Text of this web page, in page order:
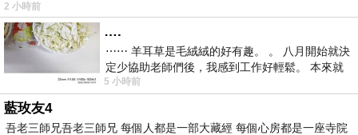
新聞來源https://tw.news.yahoo.com/取消特招-
朱立倫-無政治考量-024700622.html
英語 美語 英文 一對一 推薦<
全民英檢往 空中英語 線上 預約的英文學英文
2 小時前
….
⋯⋯ 羊耳草是毛絨絨的好有趣。 。 八月開始就決
定少協助老師們後，我感到工作好輕鬆。 本來就
不是我的工作啊。 真
5 小時前
藍玫友4
吾老三師兄吾老三師兄 每個人都是一部大藏經 每個心房都是一座寺院